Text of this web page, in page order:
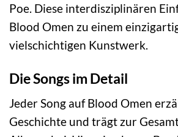
Poe. Diese interdisziplinären
Blood Omen zu einem
vielschichtigen Kunstwerk.
Die Songs im Detail
Jeder Song auf Blood Omen
Geschichte und trägt zur